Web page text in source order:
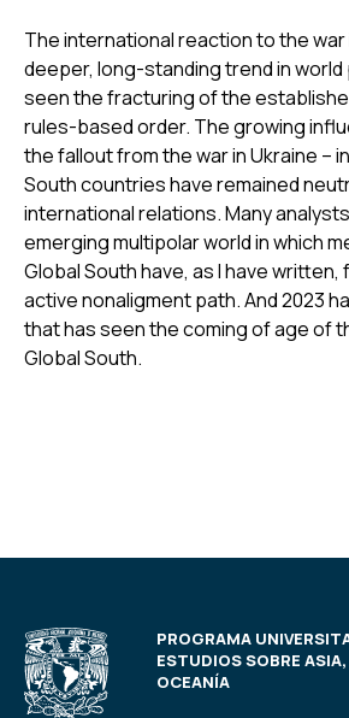
The international reaction to the
deeper, long-standing trend in
seen the fracturing of the
rules-based order. The growing
the fallout from the war in Ukraine –
South countries have remained
international relations. Many
emerging multipolar world in which
Global South have, as I have written,
active nonaligment path. And 2023
that has seen the coming of age of
Global South.
PROGRAMA
ESTUDIOS SOBRE ASIA,
OCEANÍA